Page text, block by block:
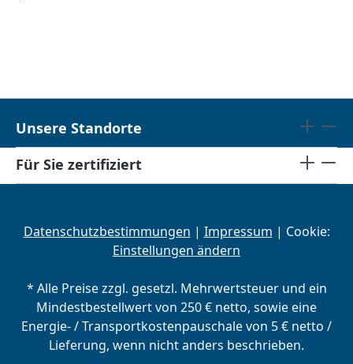
Unsere Standorte
Für Sie zertifiziert
Datenschutzbestimmungen | Impressum | Cookie:
Einstellungen ändern
* Alle Preise zzgl. gesetzl. Mehrwertsteuer und ein
Mindestbestellwert von 250 € netto, sowie eine
Energie- / Transportkostenpauschale von 5 € netto /
Lieferung, wenn nicht anders beschrieben.